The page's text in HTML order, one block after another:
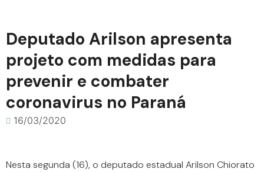
Deputado Arilson apresenta
projeto com medidas para
prevenir e combater
coronavirus no Paraná
16/03/2020
Nesta segunda (16), o deputado estadual Arilson Chiorato